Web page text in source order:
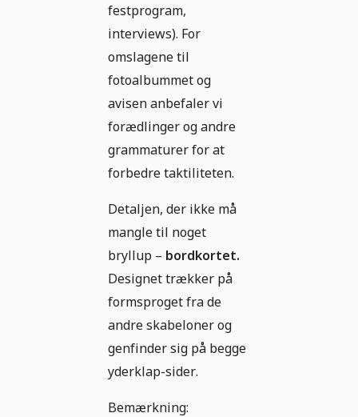
festprogram,
interviews). For
omslagene til
fotoalbummet og
avisen anbefaler vi
forædlinger og andre
grammaturer for at
forbedre taktiliteten.
Detaljen, der ikke må
mangle til noget
bryllup – bordkortet.
Designet trækker på
formsproget fra de
andre skabeloner og
genfinder sig på begge
yderklap-sider.
Bemærkning: